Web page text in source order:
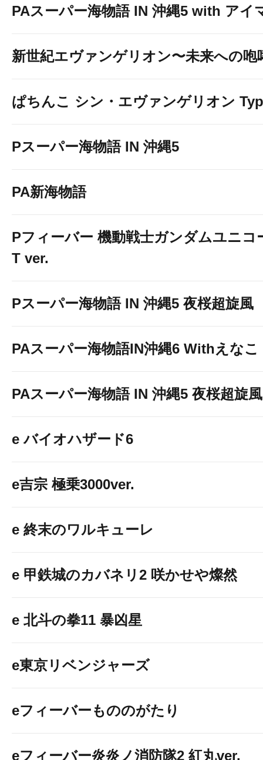
PAスーパー海物語 IN 沖縄5 with アイ
新世紀エヴァンゲリオン〜未来への咆
ぱちんこ シン・エヴァンゲリオン
Pスーパー海物語 IN 沖縄5
PA新海物語
Pフィーバー 機動戦士ガンダムユニコ
T ver.
Pスーパー海物語 IN 沖縄5 夜桜超旋風
PAスーパー海物語IN沖縄6 Withえなこ
PAスーパー海物語 IN 沖縄5 夜桜超旋
e バイオハザード6
e吉宗 極乗3000ver.
e 終末のワルキューレ
e 甲鉄城のカバネリ2 咲かせや燦然
e 北斗の拳11 暴凶星
e東京リベンジャーズ
eフィーバーもののがたり
eフィーバー炎炎ノ消防隊2 紅丸ver.